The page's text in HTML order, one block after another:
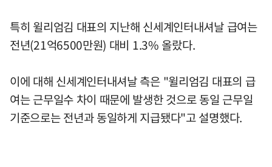
특히 윌리엄김 대표의 지난해 신세계인터내셔날 급여는
전년(21억6500만원) 대비 1.3% 올랐다.
이에 대해 신세계인터내셔날 측은 "윌리엄김 대표의 급
여는 근무일수 차이 때문에 발생한 것으로 동일 근무일
기준으로는 전년과 동일하게 지급됐다"고 설명했다.